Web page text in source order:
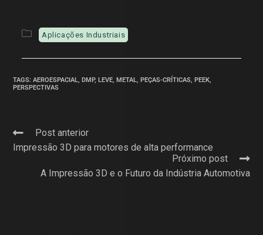
Aplicações Industriais
TAGS:AEROESPACIAL, DMP, LEVE, METAL, PEÇAS-CRÍTICAS, PEEK,
PERSPECTIVAS
Post anterior
Impressão 3D para motores de alta performance
Próximo post
A Impressão 3D e o Futuro da Indústria Automotiva